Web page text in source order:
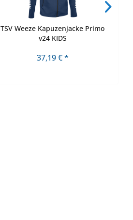
TSV Weeze Kapuzenjacke Primo
v24 KIDS
37,19 € *